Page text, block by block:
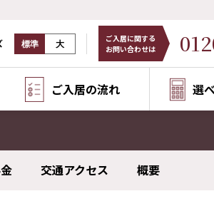
標準 大
ご入居に関する
お問い合わせは
ご入居の流れ 選
交通アクセス 概要